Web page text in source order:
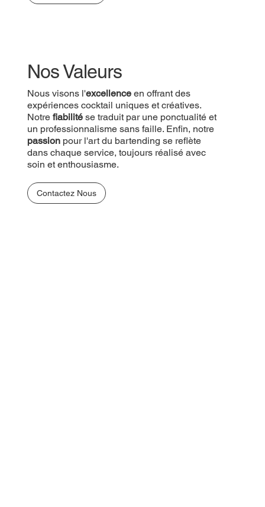
Nos Valeurs
Nous visons l'excellenceen offrant des
expériences cocktail uniques et créatives.
Notre fiabilité se traduit par une ponctualité et
un professionnalisme sans faille. Enfin, notre
passionpour l'art du bartending se reflète
dans chaque service, toujours réalisé avec
soin et enthousiasme.
Contactez Nous